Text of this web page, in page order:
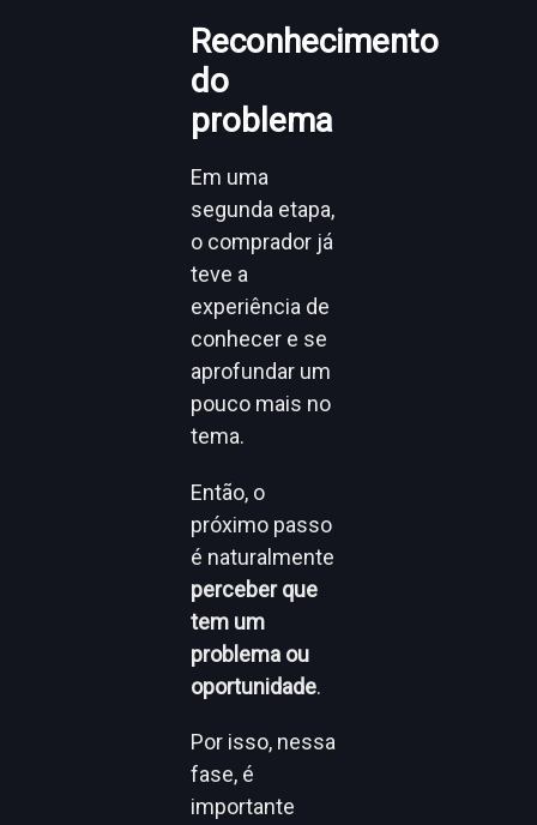
Reconhecimento
do
problema
Em uma
segunda etapa,
o comprador já
teve a
experiência de
conhecer e se
aprofundar um
pouco mais no
tema.
Então, o
próximo passo
é naturalmente
perceber que
tem um
problema ou
oportunidade.
Por isso, nessa
fase, é
importante